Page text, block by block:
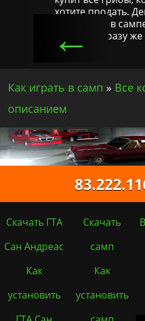
хотите продать.
проданных в
получите сразу же
←
Как играть в самп » Все
описанием
Скачать ГТА
Сан Андреас
Как
установить
Скачать
самп
Как
установить